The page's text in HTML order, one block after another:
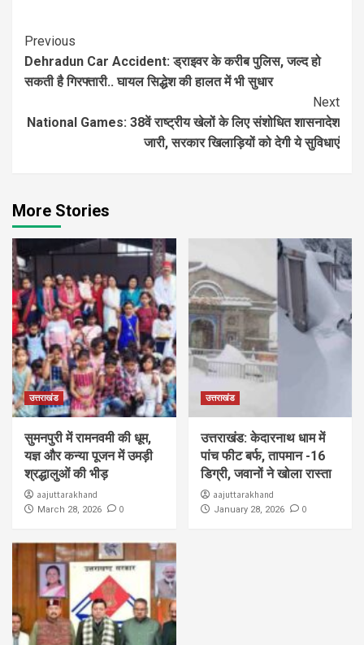
Continue
Reading
Previous
Dehradun Car Accident: ड्राइवर के करीब पुलिस, जल्द हो
सकती है गिरफ्तारी.. घायल सिद्धेश की हालत में भी सुधार
Next
National Games: 38वें राष्ट्रीय खेलों के लिए संशोधित शासनादेश
जारी, सरकार खिलाड़ियों को देगी ये सुविधाएं
More Stories
उत्तराखंड
सुमनपुरी में रामनवमी की धूम,
यज्ञ और कन्या पूजन में उमड़ी
श्रद्धालुओं की भीड़
aajuttarakhand
March 28, 2026 0
उत्तराखंड
उत्तराखंड: केदारनाथ धाम में
पांच फीट बर्फ, तापमान -16
डिग्री, जवानों ने खोला रास्ता
aajuttarakhand
January 28, 2026 0